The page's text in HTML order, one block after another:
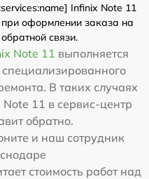
Infinix Note 11
оформлении заказа на
связи.
Note 11 выполняется
В таких случаях
11 в сервис-центр
обратно.
и наш сотрудник
стоимость работ над